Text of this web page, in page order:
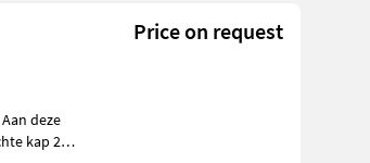
Price on request
kap 22,